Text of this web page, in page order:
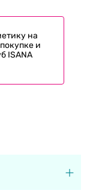
на
и
ISANA